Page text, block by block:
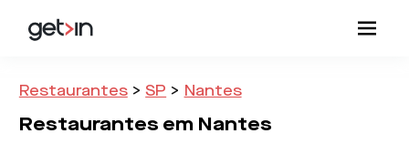
Restaurantes > SP > Nantes
Restaurantes em Nantes